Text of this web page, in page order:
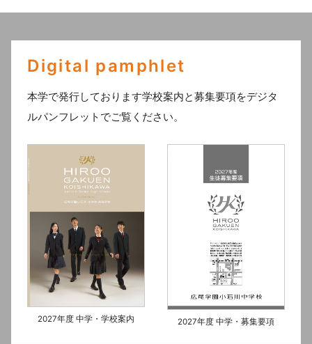
2027年度 中学・学校案内 2027年度 中学・募集要項
Digital pamphlet
本学で発行しております学校案内と募集要項をデジタ
ルパンフレットでご覧ください。